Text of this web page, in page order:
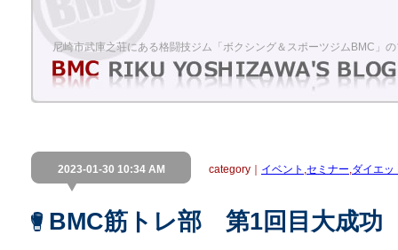
尼崎市武庫之荘にある格闘技ジム「ボクシング＆スポーツジムBMC」
2023-01-30 10:34 AM category｜ イベント ,セミナー,ダイエッ
BMC筋トレ部 第1回目大成功